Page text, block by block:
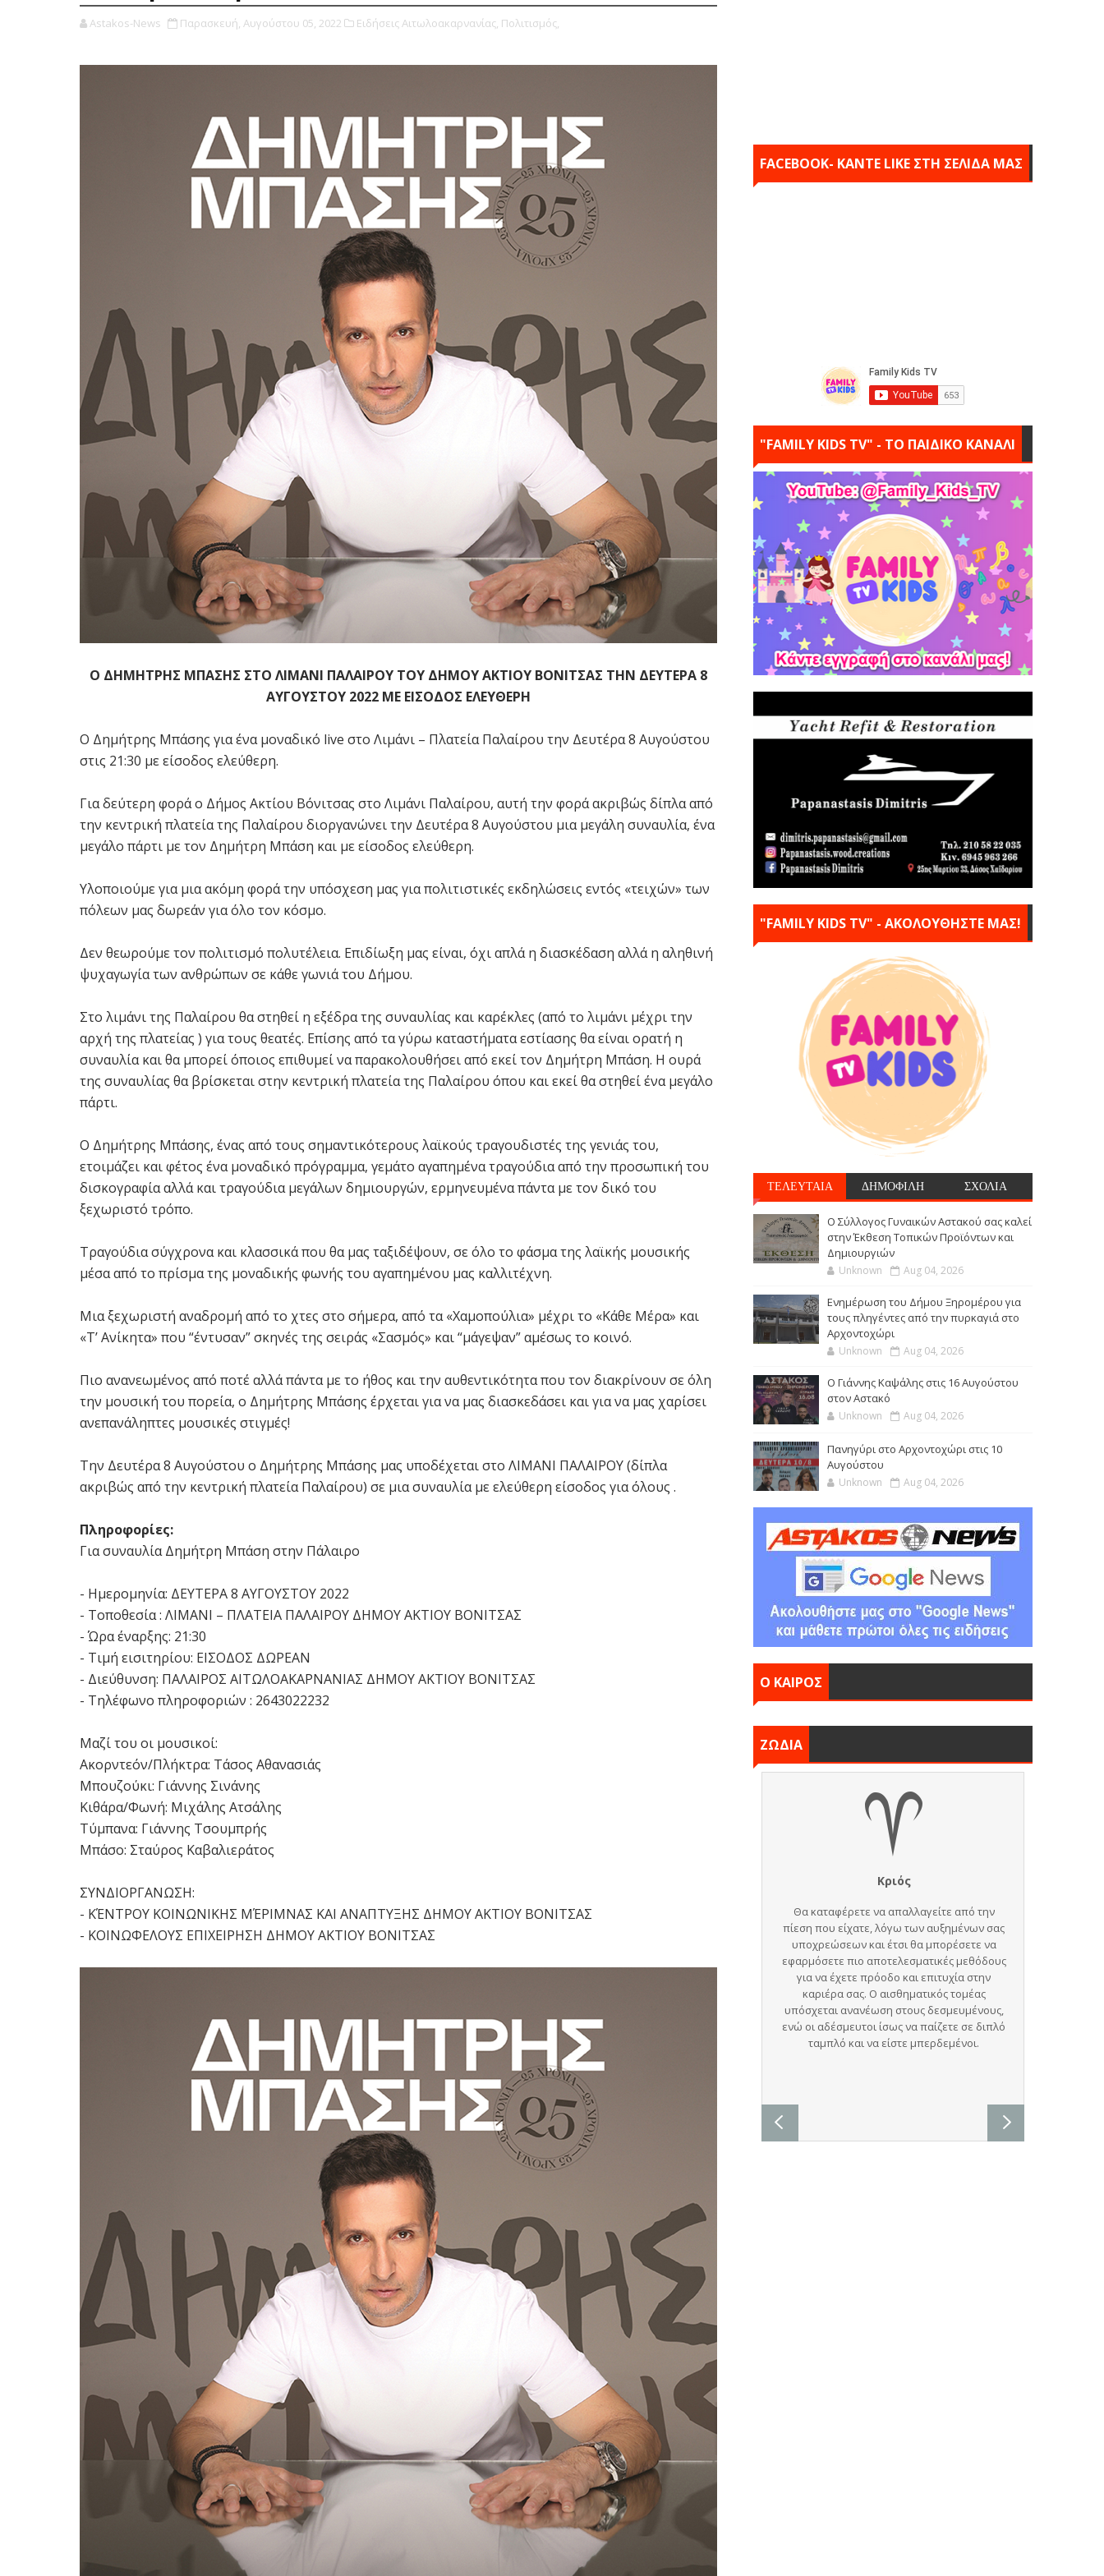
Astakos-News Παρασκευή, Αυγούστου 05, 2022 Ειδήσεις Αιτωλοακαρνανίας, Πολιτισμός,
Ο ΔΗΜΗΤΡΗΣ ΜΠΑΣΗΣ ΣΤΟ ΛΙΜΑΝΙ ΠΑΛΑΙΡΟΥ ΤΟΥ ΔΗΜΟΥ ΑΚΤΙΟΥ ΒΟΝΙΤΣΑΣ ΤΗΝ ΔΕΥΤΕΡΑ 8
ΑΥΓΟΥΣΤΟΥ 2022 ΜΕ ΕΙΣΟΔΟΣ ΕΛΕΥΘΕΡΗ
Ο Δημήτρης Μπάσης για ένα μοναδικό live στο Λιμάνι – Πλατεία Παλαίρου την Δευτέρα 8 Αυγούστου
στις 21:30 με είσοδος ελεύθερη.
Για δεύτερη φορά ο Δήμος Ακτίου Βόνιτσας στο Λιμάνι Παλαίρου, αυτή την φορά ακριβώς δίπλα από
την κεντρική πλατεία της Παλαίρου διοργανώνει την Δευτέρα 8 Αυγούστου μια μεγάλη συναυλία, ένα
μεγάλο πάρτι με τον Δημήτρη Μπάση και με είσοδος ελεύθερη.
Υλοποιούμε για μια ακόμη φορά την υπόσχεση μας για πολιτιστικές εκδηλώσεις εντός «τειχών» των
πόλεων μας δωρεάν για όλο τον κόσμο.
Δεν θεωρούμε τον πολιτισμό πολυτέλεια. Επιδίωξη μας είναι, όχι απλά η διασκέδαση αλλά η αληθινή
ψυχαγωγία των ανθρώπων σε κάθε γωνιά του Δήμου.
Στο λιμάνι της Παλαίρου θα στηθεί η εξέδρα της συναυλίας και καρέκλες (από το λιμάνι μέχρι την
αρχή της πλατείας ) για τους θεατές. Επίσης από τα γύρω καταστήματα εστίασης θα είναι ορατή η
συναυλία και θα μπορεί όποιος επιθυμεί να παρακολουθήσει από εκεί τον Δημήτρη Μπάση. Η ουρά
της συναυλίας θα βρίσκεται στην κεντρική πλατεία της Παλαίρου όπου και εκεί θα στηθεί ένα μεγάλο
πάρτι.
Ο Δημήτρης Μπάσης, ένας από τους σημαντικότερους λαϊκούς τραγουδιστές της γενιάς του,
ετοιμάζει και φέτος ένα μοναδικό πρόγραμμα, γεμάτο αγαπημένα τραγούδια από την προσωπική του
δισκογραφία αλλά και τραγούδια μεγάλων δημιουργών, ερμηνευμένα πάντα με τον δικό του
ξεχωριστό τρόπο.
Τραγούδια σύγχρονα και κλασσικά που θα μας ταξιδέψουν, σε όλο το φάσμα της λαϊκής μουσικής
μέσα από το πρίσμα της μοναδικής φωνής του αγαπημένου μας καλλιτέχνη.
Μια ξεχωριστή αναδρομή από το χτες στο σήμερα, από τα «Χαμοπούλια» μέχρι το «Κάθε Μέρα» και
«Τ’ Ανίκητα» που “έντυσαν” σκηνές της σειράς «Σασμός» και “μάγεψαν” αμέσως το κοινό.
Πιο ανανεωμένος από ποτέ αλλά πάντα με το ήθος και την αυθεντικότητα που τον διακρίνουν σε όλη
την μουσική του πορεία, ο Δημήτρης Μπάσης έρχεται για να μας διασκεδάσει και για να μας χαρίσει
ανεπανάληπτες μουσικές στιγμές!
Την Δευτέρα 8 Αυγούστου ο Δημήτρης Μπάσης μας υποδέχεται στο ΛΙΜΑΝΙ ΠΑΛΑΙΡΟΥ (δίπλα
ακριβώς από την κεντρική πλατεία Παλαίρου) σε μια συναυλία με ελεύθερη είσοδος για όλους .
Πληροφορίες:
Για συναυλία Δημήτρη Μπάση στην Πάλαιρο
- Ημερομηνία: ΔΕΥΤΕΡΑ 8 ΑΥΓΟΥΣΤΟΥ 2022
- Τοποθεσία : ΛΙΜΑΝΙ – ΠΛΑΤΕΙΑ ΠΑΛΑΙΡΟΥ ΔΗΜΟΥ ΑΚΤΙΟΥ ΒΟΝΙΤΣΑΣ
- Ώρα έναρξης: 21:30
- Τιμή εισιτηρίου: ΕΙΣΟΔΟΣ ΔΩΡΕΑΝ
- Διεύθυνση: ΠΑΛΑΙΡΟΣ ΑΙΤΩΛΟΑΚΑΡΝΑΝΙΑΣ ΔΗΜΟΥ ΑΚΤΙΟΥ ΒΟΝΙΤΣΑΣ
- Τηλέφωνο πληροφοριών : 2643022232
Μαζί του οι μουσικοί:
Ακορντεόν/Πλήκτρα: Τάσος Αθανασιάς
Μπουζούκι: Γιάννης Σινάνης
Κιθάρα/Φωνή: Μιχάλης Ατσάλης
Τύμπανα: Γιάννης Τσουμπρής
Μπάσο: Σταύρος Καβαλιεράτος
ΣΥΝΔΙΟΡΓΑΝΩΣΗ:
- ΚΈΝΤΡΟΥ ΚΟΙΝΩΝΙΚΗΣ ΜΈΡΙΜΝΑΣ ΚΑΙ ΑΝΑΠΤΥΞΗΣ ΔΗΜΟΥ ΑΚΤΙΟΥ ΒΟΝΙΤΣΑΣ
- ΚΟΙΝΩΦΕΛΟΥΣ ΕΠΙΧΕΙΡΗΣΗ ΔΗΜΟΥ ΑΚΤΙΟΥ ΒΟΝΙΤΣΑΣ
FACEBOOK- KANTE LIKE ΣΤΗ ΣΕΛΙΔΑ ΜΑΣ
"FAMILY KIDS TV" - ΤΟ ΠΑΙΔΙΚΟ ΚΑΝΑΛΙ
"FAMILY KIDS TV" - ΑΚΟΛΟΥΘΗΣΤΕ ΜΑΣ!
ΤΕΛΕΥΤΑΙΑ ΔΗΜΟΦΙΛΗ ΣΧΟΛΙΑ
Ο Σύλλογος Γυναικών Αστακού σας καλεί
στην Έκθεση Τοπικών Προϊόντων και
Δημιουργιών
Unknown Aug 04, 2026
Ενημέρωση του Δήμου Ξηρομέρου για
τους πληγέντες από την πυρκαγιά στο
Αρχοντοχώρι
Unknown Aug 04, 2026
Ο Γιάννης Καψάλης στις 16 Αυγούστου
στον Αστακό
Unknown Aug 04, 2026
Πανηγύρι στο Αρχοντοχώρι στις 10
Αυγούστου
Unknown Aug 04, 2026
Ο ΚΑΙΡΟΣ
ΖΩΔΙΑ